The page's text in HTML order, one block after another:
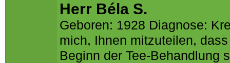
Herr Béla S.
Geboren: 1928 Diagnose:
mich, Ihnen mitzuteilen,
Beginn der Tee-Behandlung